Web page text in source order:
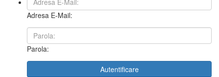
Adresa E-Mail:
Parola:
Autentificare